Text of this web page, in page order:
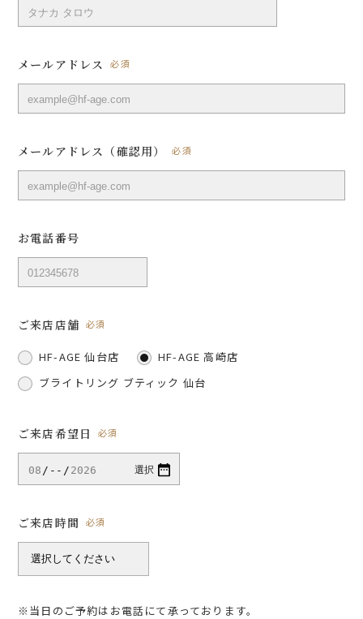
メールアドレス 必須
メールアドレス（確認用） 必須
お電話番号
ご来店店舗 必須
HF-AGE 仙台店
HF-AGE 高崎店
ブライトリング ブティック 仙台
ご来店希望日 必須
ご来店時間 必須
※当日のご予約はお電話にて承っております。